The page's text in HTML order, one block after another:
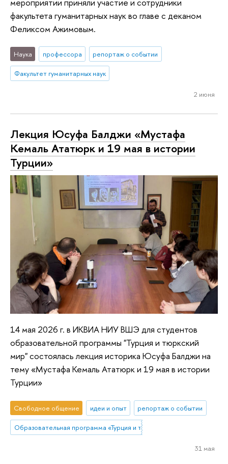
факультета гуманитарных наук во главе с деканом
Феликсом Ажимовым.
Наука профессора репортаж о событии
Факультет гуманитарных наук
2 июня
Лекция Юсуфа Балджи «Мустафа
Кемаль Ататюрк и 19 мая в истории
Турции»
14 мая 2026 г. в ИКВИА НИУ ВШЭ для студентов
образовательной программы "Турция и тюркский
мир" состоялась лекция историка Юсуфа Балджи на
тему «Мустафа Кемаль Ататюрк и 19 мая в истории
Турции»
Свободное общение идеи и опыт репортаж о событии
Образовательная программа «Турция и тюркский мир»
31 мая